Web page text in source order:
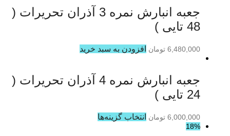
جعبه انبارش نمره 3 آذران تحریرات (
48 تایی )
6,480,000 تومان افزودن به سبد خرید
جعبه انبارش نمره 4 آذران تحریرات (
24 تایی )
6,000,000 تومان انتخاب گزینه‌ها
18%